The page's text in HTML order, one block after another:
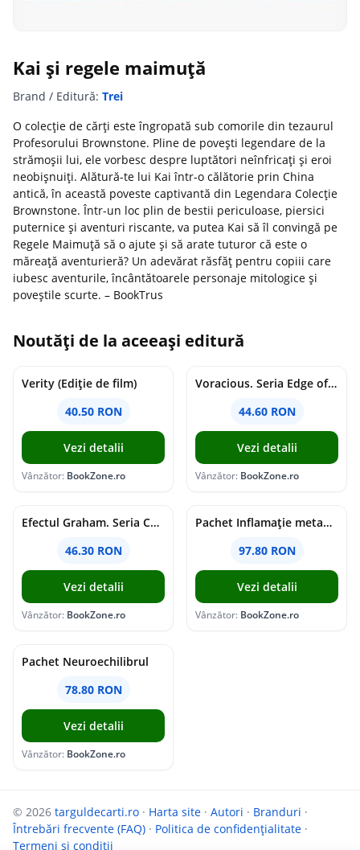
Kai și regele maimuță
Brand / Editură: Trei
O colecție de cărți este îngropată sub comorile din tezaurul
Profesorului Brownstone. Pline de povești legendare de la
strămoșii lui, ele vorbesc despre luptători neînfricați și eroi
neobișnuiți. Alătură-te lui Kai într-o călătorie prin China
antică, în această poveste captivantă din Legendara Colecție
Brownstone. Într-un loc plin de bestii periculoase, piersici
puternice și aventuri riscante, va putea Kai să îl convingă pe
Regele Maimuță să o ajute și să arate tuturor că este o
măreață aventurieră? Un adevărat răsfăț pentru copiii care
iubesc aventurile, încântătoarele personaje mitologice și
poveștile scurte. – BookTrus
Noutăți de la aceeași editură
Verity (Ediție de film)
40.50 RON
Vezi detalii
Vânzător: BookZone.ro
Voracious. Seria Edge of Darkness Vol.2
44.60 RON
Vezi detalii
Vânzător: BookZone.ro
Efectul Graham. Seria Campus Diaries Vol.1
46.30 RON
Vezi detalii
Vânzător: BookZone.ro
Pachet Inflamație metabolism și creier
97.80 RON
Vezi detalii
Vânzător: BookZone.ro
Pachet Neuroechilibrul
78.80 RON
Vezi detalii
Vânzător: BookZone.ro
© 2026 targuldecarti.ro · Harta site · Autori · Branduri ·
Întrebări frecvente (FAQ) · Politica de confidențialitate ·
Termeni si conditii